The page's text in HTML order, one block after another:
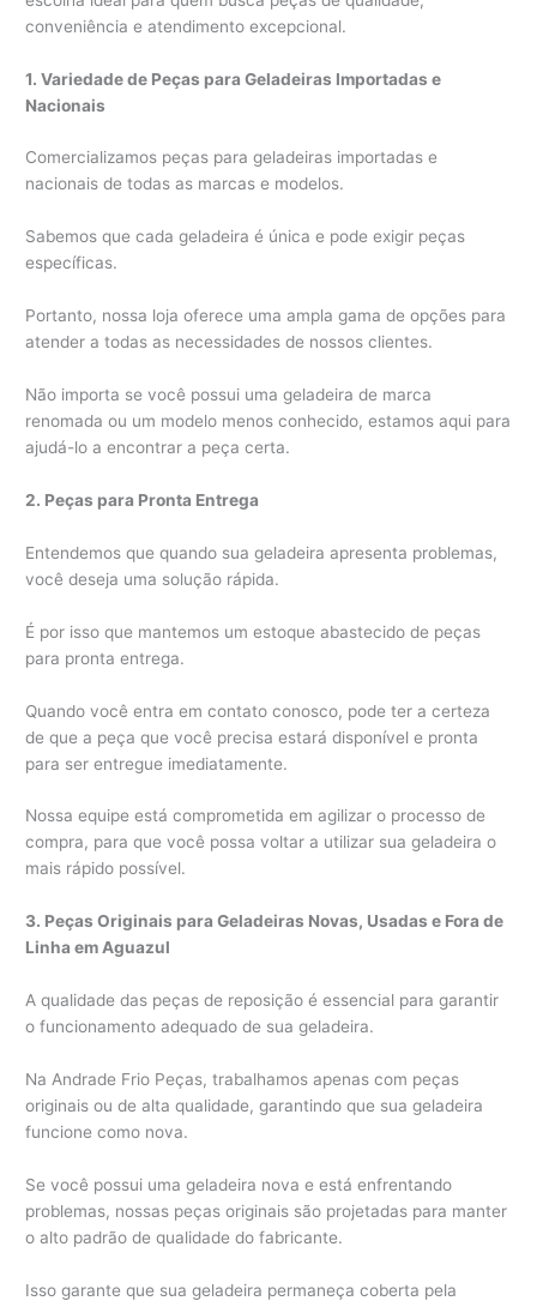
conveniência e atendimento excepcional.
1. Variedade de Peças para Geladeiras Importadas e
Nacionais
Comercializamos peças para geladeiras importadas e
nacionais de todas as marcas e modelos.
Sabemos que cada geladeira é única e pode exigir peças
específicas.
Portanto, nossa loja oferece uma ampla gama de opções para
atender a todas as necessidades de nossos clientes.
Não importa se você possui uma geladeira de marca
renomada ou um modelo menos conhecido, estamos aqui para
ajudá-lo a encontrar a peça certa.
2. Peças para Pronta Entrega
Entendemos que quando sua geladeira apresenta problemas,
você deseja uma solução rápida.
É por isso que mantemos um estoque abastecido de peças
para pronta entrega.
Quando você entra em contato conosco, pode ter a certeza
de que a peça que você precisa estará disponível e pronta
para ser entregue imediatamente.
Nossa equipe está comprometida em agilizar o processo de
compra, para que você possa voltar a utilizar sua geladeira o
mais rápido possível.
3. Peças Originais para Geladeiras Novas, Usadas e Fora de
Linha em Aguazul
A qualidade das peças de reposição é essencial para garantir
o funcionamento adequado de sua geladeira.
Na Andrade Frio Peças, trabalhamos apenas com peças
originais ou de alta qualidade, garantindo que sua geladeira
funcione como nova.
Se você possui uma geladeira nova e está enfrentando
problemas, nossas peças originais são projetadas para manter
o alto padrão de qualidade do fabricante.
Isso garante que sua geladeira permaneça coberta pela